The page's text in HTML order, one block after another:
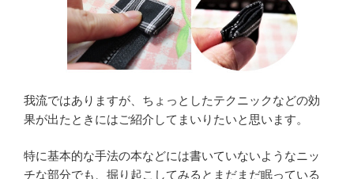
我流ではありますが、ちょっとしたテクニックなどの効
果が出たときにはご紹介してまいりたいと思います。
特に基本的な手法の本などには書いていないようなニッ
チな部分でも、掘り起こしてみるとまだまだ眠っている